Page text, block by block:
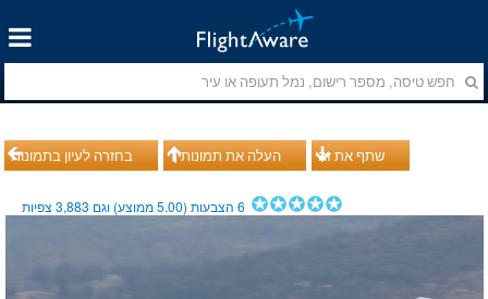
בחזרה לעיון בתמונות העלה את תמונותיך שתף את זה
6הצבעות (5.00ממוצע) וגם 3,883צפיות